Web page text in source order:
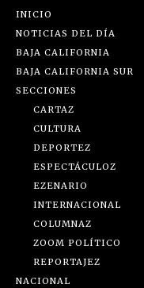
INICIO
NOTICIAS DEL DÍA
BAJA CALIFORNIA
BAJA CALIFORNIA SUR
SECCIONES
CARTAZ
CULTURA
DEPORTEZ
ESPECTÁCULOZ
EZENARIO
INTERNACIONAL
COLUMNAZ
ZOOM POLÍTICO
REPORTAJEZ
NACIONAL